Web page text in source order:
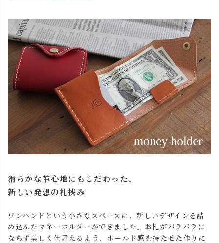
滑らかな革心地にもこだわった、
新しい発想の札挟み
ワンハンドという小さなスペースに、新しいデザインを詰
め込んだマネーホルダーができました。お札がバラバラに
ならず美しく仕舞えるよう、ホールド感を持たせた作りに